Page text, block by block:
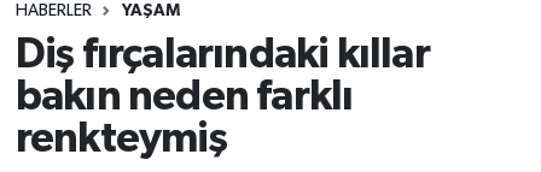
HABERLER YAŞAM
Diş fırçalarındaki kıllar
bakın neden farklı
renkteymiş
Bölge
Çavdarhisar
Son Dakika Haberleri
Haber Arşivi